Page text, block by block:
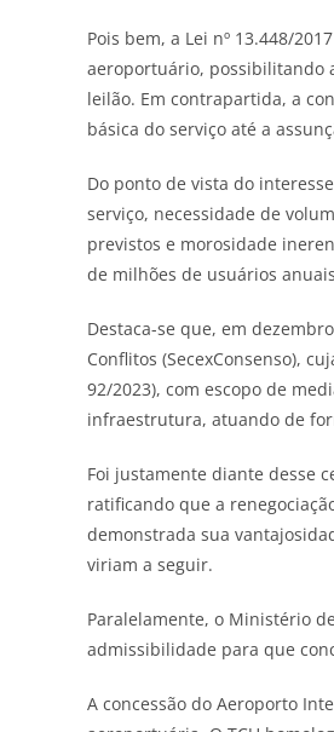
Pois bem, a Lei nº 13.448/
aeroportuário, possibilitando
leilão. Em contrapartida, a
básica do serviço até a
Do ponto de vista do
serviço, necessidade de
previstos e morosidade
de milhões de usuários
Destaca-se que, em
Conflitos (SecexConsenso),
92/2023), com escopo de
infraestrutura, atuando de
Foi justamente diante desse
ratificando que a
demonstrada sua
viriam a seguir.
Paralelamente, o Ministério
admissibilidade para que
A concessão do Aeroporto